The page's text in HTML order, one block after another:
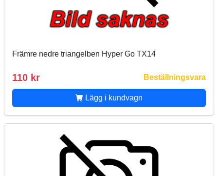
Främre nedre triangelben Hyper Go TX14
110 kr Beställningsvara
Lägg i kundvagn